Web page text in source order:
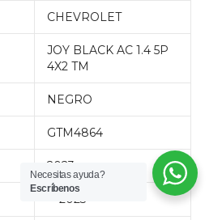
CHEVROLET
JOY BLACK AC 1.4 5P
4X2 TM
NEGRO
GTM4864
2023
2023
Necesitas ayuda?
Escríbenos